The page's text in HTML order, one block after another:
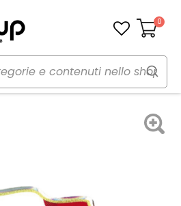
Carrello
0
esterno e pellicole
Adesivi Bandiera Italia - GAT